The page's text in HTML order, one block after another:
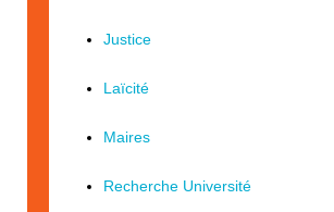
Justice
Laïcité
Maires
Recherche Université